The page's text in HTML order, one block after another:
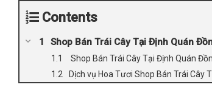
Contents
Shop Bán Trái Cây Tại Định Quán
Shop Bán Trái Cây Tại Định Quán
Dịch vụ Hoa Tươi Shop Bán Trái Cây